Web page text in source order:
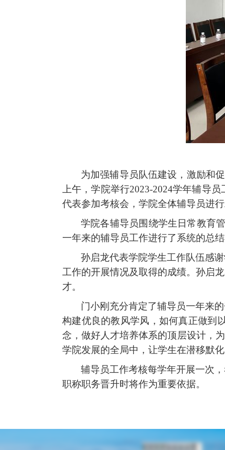
为加强辅导员队伍建设，激励和
上午，学院举行2023-2024学年辅导
代表参加考核会，学院全体辅导员进
学院各辅导员围绕学生日常教育
一年来的辅导员工作进行了系统的总
孙启龙代表学院学生工作队伍感
工作的开展情况及取得的成绩。孙启
才。
门小刚充分肯定了辅导员一年来
构建优良的教风学风，如何真正做到
念，做好人才培养体系的顶层设计，
学院发展的全局中，让学生在潜移默
辅导员工作考核每学年开展一次
职称职务晋升时将作为重要依据。